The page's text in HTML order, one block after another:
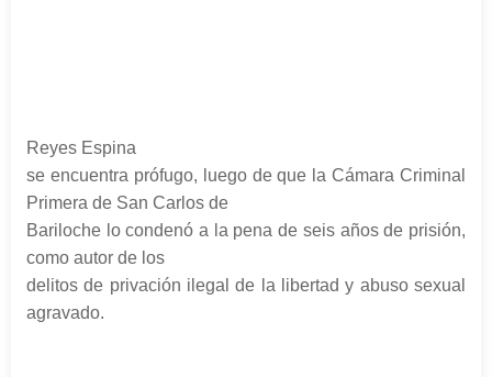
Reyes Espina
se encuentra prófugo, luego de que la Cámara Criminal
Primera de San Carlos de
Bariloche lo condenó a la pena de seis años de prisión,
como autor de los
delitos de privación ilegal de la libertad y abuso sexual
agravado.